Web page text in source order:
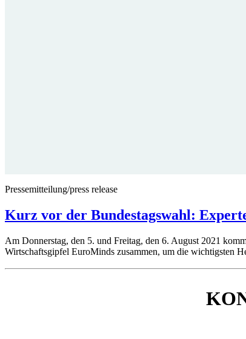
Pressemitteilung/press release
Kurz vor der Bundestagswahl:
Am Donnerstag, den 5. und Freitag, den 6. August 2021
Wirtschaftsgipfel EuroMinds zusammen, um die wichtigsten